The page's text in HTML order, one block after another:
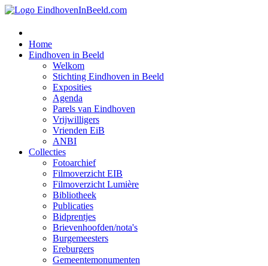
Home
Eindhoven in Beeld
Welkom
Stichting Eindhoven in Beeld
Exposities
Agenda
Parels van Eindhoven
Vrijwilligers
Vrienden EiB
ANBI
Collecties
Fotoarchief
Filmoverzicht EIB
Filmoverzicht Lumière
Bibliotheek
Publicaties
Bidprentjes
Brievenhoofden/nota's
Burgemeesters
Ereburgers
Gemeentemonumenten